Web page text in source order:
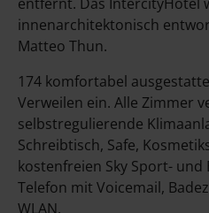
innenarchitektonisch
Matteo Thun.
174 komfortabel
Verweilen ein. Alle Zimmer
selbstregulierende
Schreibtisch, Safe,
kostenfreien Sky Sport- und
Telefon mit Voicemail,
WLAN.